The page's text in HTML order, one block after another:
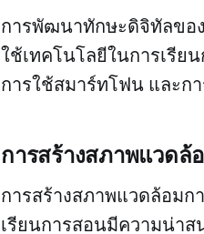
การพัฒนาทักษะดิจิทัลขอ
ใช้เทคโนโลยีในการเรีย
การใช้สมาร์ทโฟน และก
การสร้างสภาพแวดล้
การสร้างสภาพแวดล้อมก
เรียนการสอนมีความน่าส